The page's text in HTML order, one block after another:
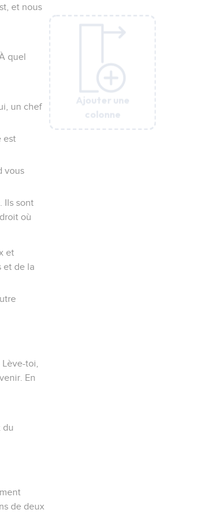
Ajouter une
colonne
et nous
quel
un chef
est
vous
Ils sont
où
et
et de la
toi,
En
du
de deux
Ajouter une
colonne
Ajouter une
colonne
Ajouter une
colonne
Ajouter une
colonne